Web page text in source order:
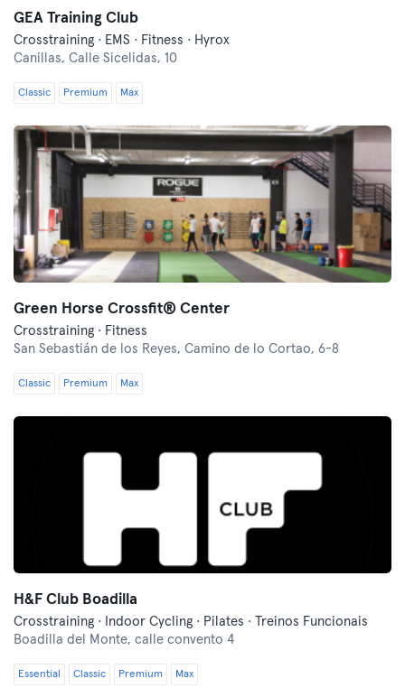
GEA Training Club
Crosstraining · EMS · Fitness · Hyrox
Canillas, Calle Sicelidas, 10
Classic Premium Max
Green Horse Crossfit® Center
Crosstraining · Fitness
San Sebastián de los Reyes, Camino de lo Cortao, 6-8
Classic Premium Max
H&F Club Boadilla
Crosstraining · Indoor Cycling · Pilates · Treinos Funcionais
Boadilla del Monte, calle convento 4
Essential Classic Premium Max